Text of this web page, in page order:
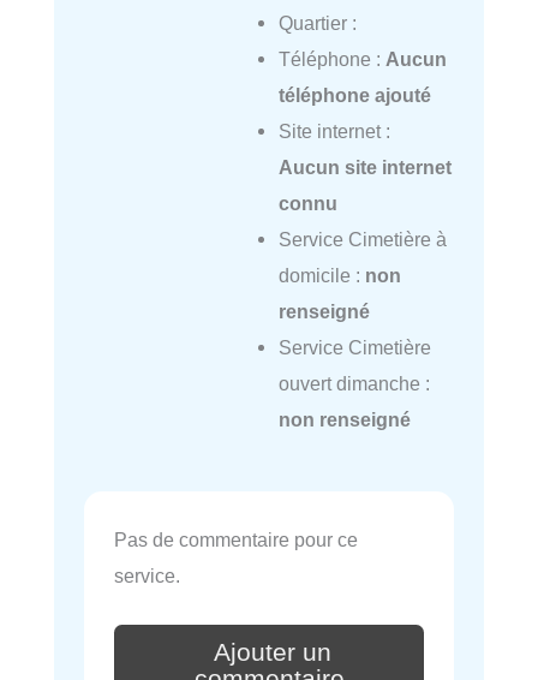
Quartier :
Téléphone : Aucun
téléphone ajouté
Site internet :
Aucun site internet
connu
Service Cimetière à
domicile : non
renseigné
Service Cimetière
ouvert dimanche :
non renseigné
Pas de commentaire pour ce
service.
Ajouter un